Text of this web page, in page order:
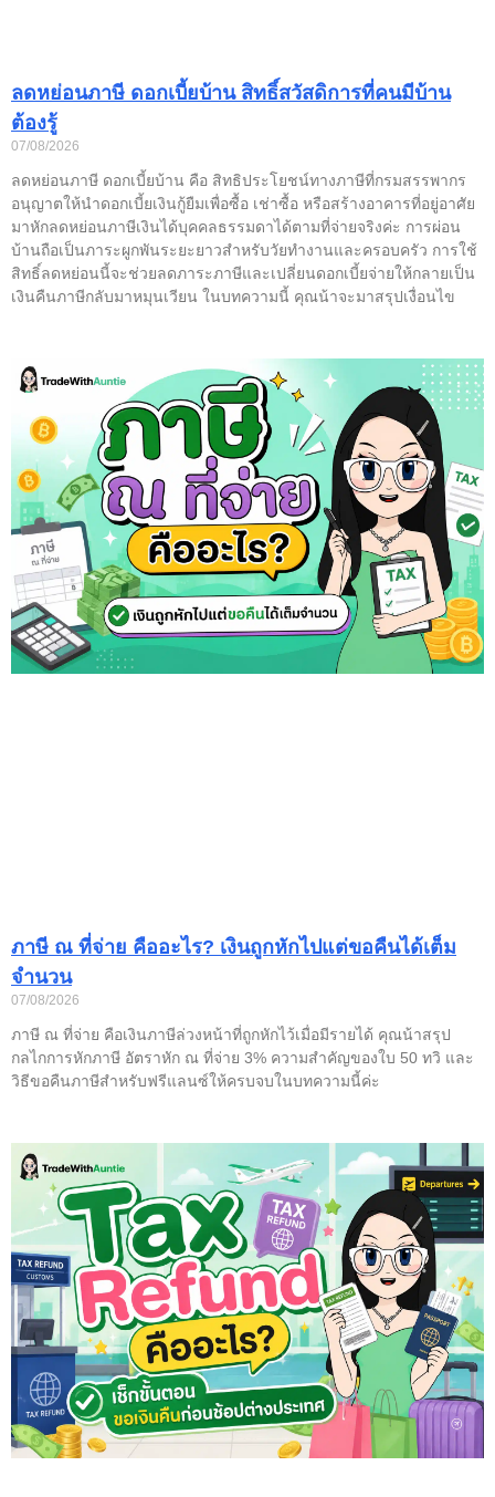
ลดหย่อนภาษี ดอกเบี้ยบ้าน สิทธิ์สวัสดิการที่คนมีบ้าน
ต้องรู้
07/08/2026
ลดหย่อนภาษี ดอกเบี้ยบ้าน คือ สิทธิประโยชน์ทางภาษีที่กรมสรรพากร
อนุญาตให้นำดอกเบี้ยเงินกู้ยืมเพื่อซื้อ เช่าซื้อ หรือสร้างอาคารที่อยู่อาศัย
มาหักลดหย่อนภาษีเงินได้บุคคลธรรมดาได้ตามที่จ่ายจริงค่ะ การผ่อน
บ้านถือเป็นภาระผูกพันระยะยาวสำหรับวัยทำงานและครอบครัว การใช้
สิทธิ์ลดหย่อนนี้จะช่วยลดภาระภาษีและเปลี่ยนดอกเบี้ยจ่ายให้กลายเป็น
เงินคืนภาษีกลับมาหมุนเวียน ในบทความนี้ คุณน้าจะมาสรุปเงื่อนไข
ภาษี ณ ที่จ่าย คืออะไร? เงินถูกหักไปแต่ขอคืนได้เต็ม
จำนวน
07/08/2026
ภาษี ณ ที่จ่าย คือเงินภาษีล่วงหน้าที่ถูกหักไว้เมื่อมีรายได้ คุณน้าสรุป
กลไกการหักภาษี อัตราหัก ณ ที่จ่าย 3% ความสำคัญของใบ 50 ทวิ และ
วิธีขอคืนภาษีสำหรับฟรีแลนซ์ให้ครบจบในบทความนี้ค่ะ